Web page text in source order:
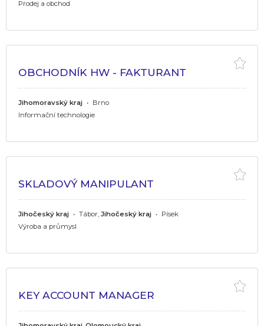
Prodej a obchod
OBCHODNÍK HW - FAKTURANT
Jihomoravský kraj • Brno
Informační technologie
SKLADOVÝ MANIPULANT
Jihočeský kraj • Tábor, Jihočeský kraj • Písek
Výroba a průmysl
KEY ACCOUNT MANAGER